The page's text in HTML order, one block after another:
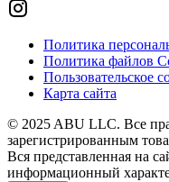
Политика
Политика файлов
Пользовательское
Карта сайта
© 2025 ABU LLC. Все
зарегистрированным
Вся представленная на
информационный